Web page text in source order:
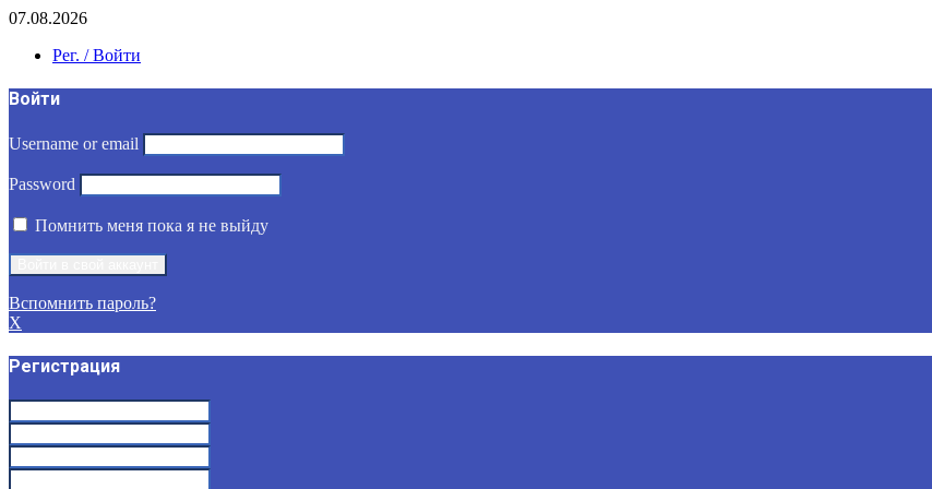
07.08.2026
Рег. / Войти
Войти
Username or email
Password
Помнить меня пока я не выйду
Вспомнить пароль?
X
Регистрация